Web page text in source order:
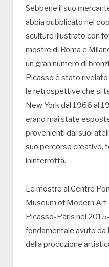
Sebbene il suo
abbia pubblicato nel
sculture illustrato con
mostre di Roma e
un gran numero di
Picasso è stato
le retrospettive che si
New York dal 1966 al
erano mai state
provenienti dai suoi
suo percorso creativo,
ininterrotta.
Le mostre al Centre
Museum of Modern Art
Picasso-Paris nel
fondamentale avuto da
della produzione